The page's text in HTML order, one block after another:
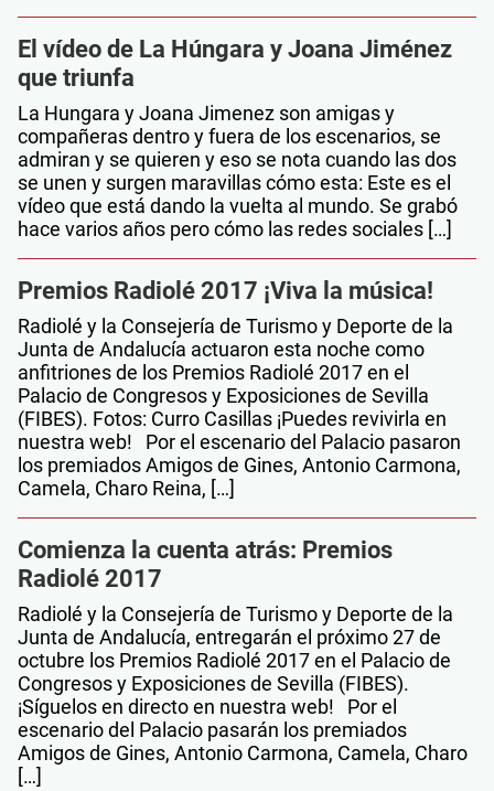
El vídeo de La Húngara y Joana Jiménez
que triunfa
La Hungara y Joana Jimenez son amigas y
compañeras dentro y fuera de los escenarios, se
admiran y se quieren y eso se nota cuando las dos
se unen y surgen maravillas cómo esta: Este es el
vídeo que está dando la vuelta al mundo. Se grabó
hace varios años pero cómo las redes sociales […]
Premios Radiolé 2017 ¡Viva la música!
Radiolé y la Consejería de Turismo y Deporte de la
Junta de Andalucía actuaron esta noche como
anfitriones de los Premios Radiolé 2017 en el
Palacio de Congresos y Exposiciones de Sevilla
(FIBES). Fotos: Curro Casillas ¡Puedes revivirla en
nuestra web! Por el escenario del Palacio pasaron
los premiados Amigos de Gines, Antonio Carmona,
Camela, Charo Reina, […]
Comienza la cuenta atrás: Premios
Radiolé 2017
Radiolé y la Consejería de Turismo y Deporte de la
Junta de Andalucía, entregarán el próximo 27 de
octubre los Premios Radiolé 2017 en el Palacio de
Congresos y Exposiciones de Sevilla (FIBES).
¡Síguelos en directo en nuestra web! Por el
escenario del Palacio pasarán los premiados
Amigos de Gines, Antonio Carmona, Camela, Charo
[…]